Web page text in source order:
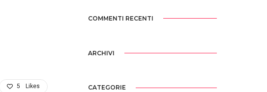
5 Likes
COMMENTI RECENTI
ARCHIVI
CATEGORIE